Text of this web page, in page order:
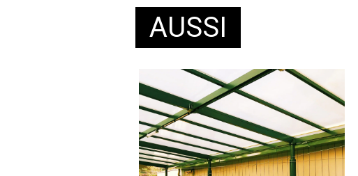
AUSSI